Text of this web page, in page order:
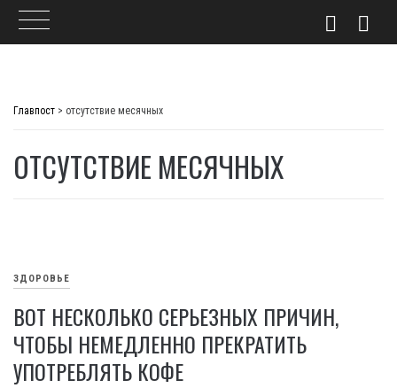
Главпост > отсутствие месячных
ОТСУТСТВИЕ МЕСЯЧНЫХ
ЗДОРОВЬЕ
ВОТ НЕСКОЛЬКО СЕРЬЕЗНЫХ ПРИЧИН,
ЧТОБЫ НЕМЕДЛЕННО ПРЕКРАТИТЬ
УПОТРЕБЛЯТЬ КОФЕ